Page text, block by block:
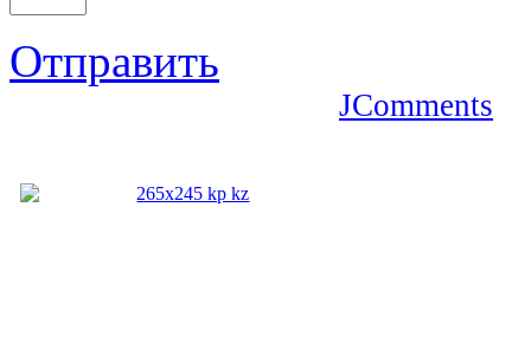
Отправить
JComments